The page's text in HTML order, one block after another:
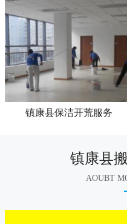
镇康县保洁开荒服务
镇康县
AOUBT